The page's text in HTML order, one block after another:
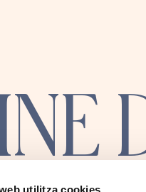
utilitza cookies